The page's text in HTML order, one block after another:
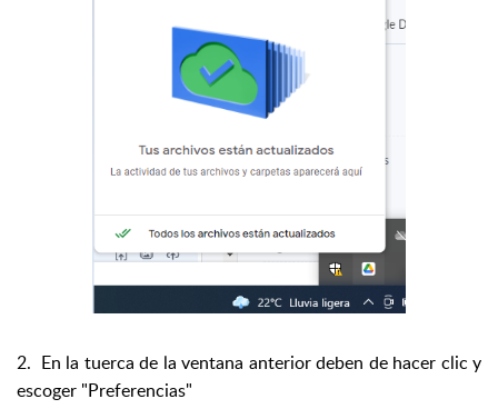
2. En la tuerca de la ventana anterior deben de hacer clic y
escoger "Preferencias"